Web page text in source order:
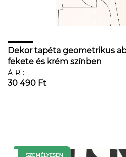
Dekor tapéta geometrikus
fekete és krém színben
ÁR:
30 490 Ft